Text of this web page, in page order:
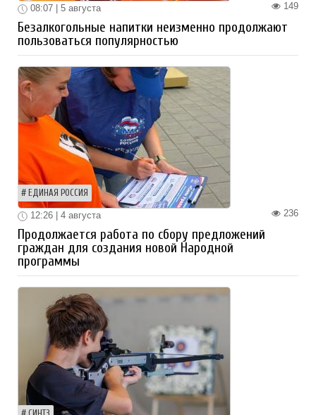
149
08:07 | 5 августа
Безалкогольные напитки неизменно продолжают
пользоваться популярностью
ЕДИНАЯ РОССИЯ
236
12:26 | 4 августа
Продолжается работа по сбору предложений
граждан для создания новой Народной
программы